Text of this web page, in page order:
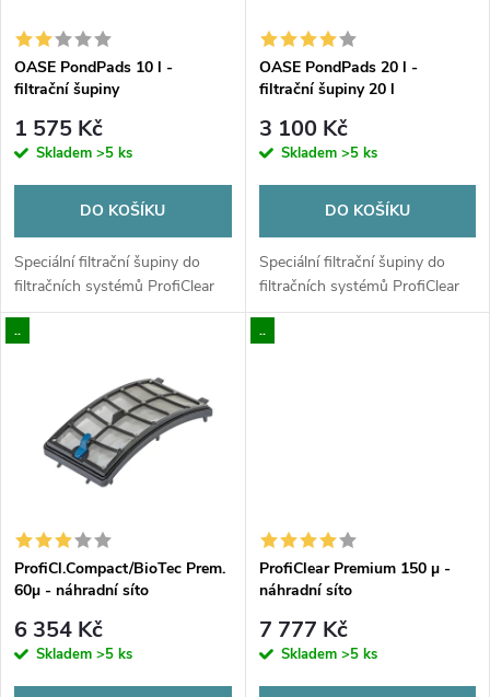
í
p
r
o
d
u
k
s
p
r
d
u
OASE PondPads 10 l -
filtrační šupiny
1 575 Kč
Skladem >5 ks
DO KOŠÍKU
Speciální filtrační šupiny do
filtračních systémů ProfiClear
OASE PondPads 20 l -
filtrační šupiny 20 l
3 100 Kč
Skladem >5 ks
DO KOŠÍKU
Speciální filtrační šupiny do
filtračních systémů ProfiClear
..
ProfiCl.Compact/BioTec Prem.
60µ - náhradní síto
6 354 Kč
Skladem >5 ks
..
ProfiClear Premium 150 µ -
náhradní síto
7 777 Kč
Skladem >5 ks